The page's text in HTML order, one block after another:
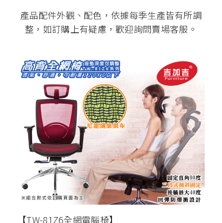
產品配件外觀、配色，依據每季生產皆有所調
整，如訂購上有疑慮，歡迎詢問賣場客服。
【TW-81Z6全網電腦椅】